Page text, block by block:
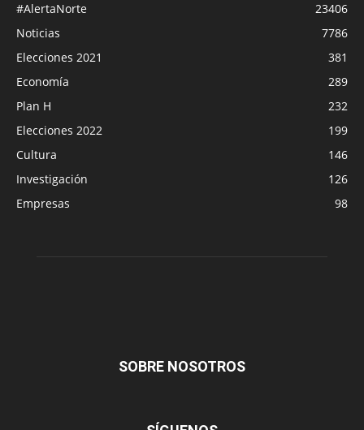
#AlertaNorte
23406
Noticias
7786
Elecciones 2021
381
Economía
289
Plan H
232
Elecciones 2022
199
Cultura
146
Investigación
126
Empresas
98
SOBRE NOSOTROS